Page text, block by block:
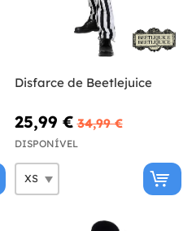
Disfarce de Beetlejuice
25,99 € 34,99 €
DISPONÍVEL